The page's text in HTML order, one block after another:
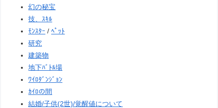
幻の秘宝
技、ｽｷﾙ
ﾓﾝｽﾀｰ /ﾍﾟｯﾄ
研究
建築物
地下ﾊﾞﾄﾙ場
ﾜｲﾛﾀﾞﾝｼﾞｮﾝ
ｶｲﾛの間
結婚/子供(2世)/覚醒値について